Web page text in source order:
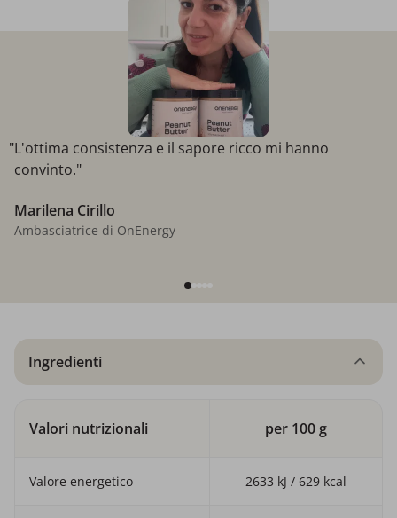
"L'ottima consistenza e il sapore ricco mi hanno
convinto."
Marilena Cirillo
Ambasciatrice di OnEnergy
Ingredienti
Valori nutrizionali per 100 g
Valore energetico 2633 kJ / 629 kcal